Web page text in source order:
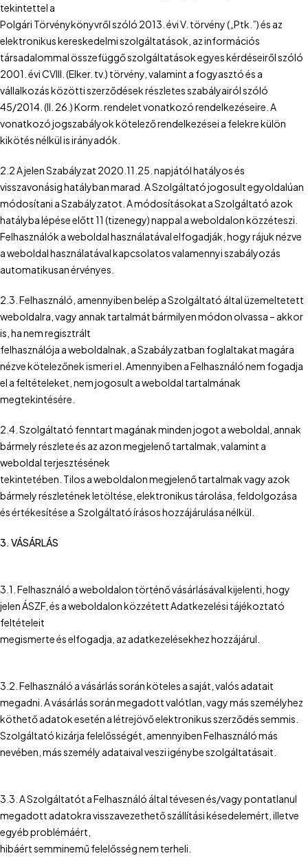
tekintettel a
Polgári Törvénykönyvről szóló 2013. évi V. törvény („Ptk.”) és az
elektronikus kereskedelmi szolgáltatások, az információs
társadalommal összefüggő szolgáltatások egyes kérdéseiről szóló
2001. évi CVIII. (Elker. tv.) törvény, valamint a fogyasztó és a
vállalkozás közötti szerződések részletes szabályairól szóló
45/2014. (II. 26.) Korm. rendelet vonatkozó rendelkezéseire. A
vonatkozó jogszabályok kötelező rendelkezései a felekre külön
kikötés nélkül is irányadók.
2.2 A jelen Szabályzat 2020.11.25. napjától hatályos és
visszavonásig hatályban marad. A Szolgáltató jogosult egyoldalúan
módosítani a Szabályzatot. A módosításokat a Szolgáltató azok
hatályba lépése előtt 11 (tizenegy) nappal a weboldalon közzéteszi.
Felhasználók a weboldal használatával elfogadják, hogy rájuk nézve
a weboldal használatával kapcsolatos valamennyi szabályozás
automatikusan érvényes.
2.3. Felhasználó, amennyiben belép a Szolgáltató által üzemeltetett
weboldalra, vagy annak tartalmát bármilyen módon olvassa – akkor
is, ha nem regisztrált
felhasználója a weboldalnak, a Szabályzatban foglaltakat magára
nézve kötelezőnek ismeri el. Amennyiben a Felhasználó nem fogadja
el a feltételeket, nem jogosult a weboldal tartalmának
megtekintésére.
2.4. Szolgáltató fenntart magának minden jogot a weboldal, annak
bármely részlete és az azon megjelenő tartalmak, valamint a
weboldal terjesztésének
tekintetében. Tilos a weboldalon megjelenő tartalmak vagy azok
bármely részletének letöltése, elektronikus tárolása, feldolgozása
és értékesítése a Szolgáltató írásos hozzájárulása nélkül.
3. VÁSÁRLÁS
3.1. Felhasználó a weboldalon történő vásárlásával kijelenti, hogy
jelen ÁSZF, és a weboldalon közzétett Adatkezelési tájékoztató
feltételeit
megismerte és elfogadja, az adatkezelésekhez hozzájárul.
3.2. Felhasználó a vásárlás során köteles a saját, valós adatait
megadni. A vásárlás során megadott valótlan, vagy más személyhez
köthető adatok esetén a létrejövő elektronikus szerződés semmis.
Szolgáltató kizárja felelősségét, amennyiben Felhasználó más
nevében, más személy adataival veszi igénybe szolgáltatásait.
3.3. A Szolgáltatót a Felhasználó által tévesen és/vagy pontatlanul
megadott adatokra visszavezethető szállítási késedelemért, illetve
egyéb problémáért,
hibáért semminemű felelősség nem terheli.